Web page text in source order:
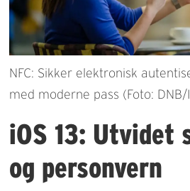
NFC: Sikker elektronisk
med moderne pass (Foto: DNB/
iOS 13: Utvidet
og personvern